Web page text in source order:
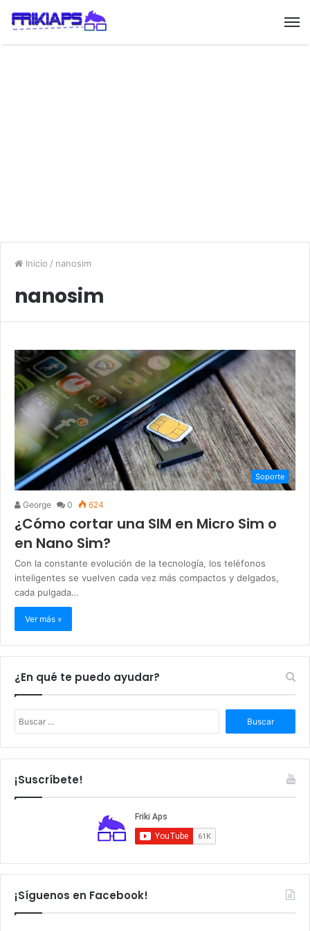
Inicio / nanosim
nanosim
Soporte
George 0 624
¿Cómo cortar una SIM en Micro Sim o
en Nano Sim?
Con la constante evolución de la tecnología, los teléfonos
inteligentes se vuelven cada vez más compactos y delgados,
cada pulgada…
Ver más »
¿En qué te puedo ayudar?
s
c
¡Suscríbete!
¡Síguenos en Facebook!